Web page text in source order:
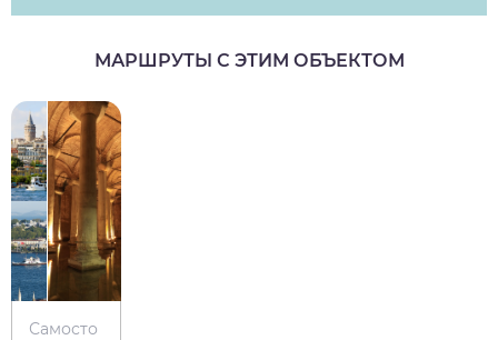
МАРШРУТЫ С ЭТИМ ОБЪЕКТОМ
Самосто